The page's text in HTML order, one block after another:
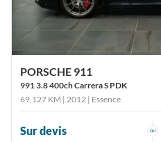
PORSCHE 911
991 3.8 400ch Carrera S PDK
69,127 KM | 2012 | Essence
Sur devis ou